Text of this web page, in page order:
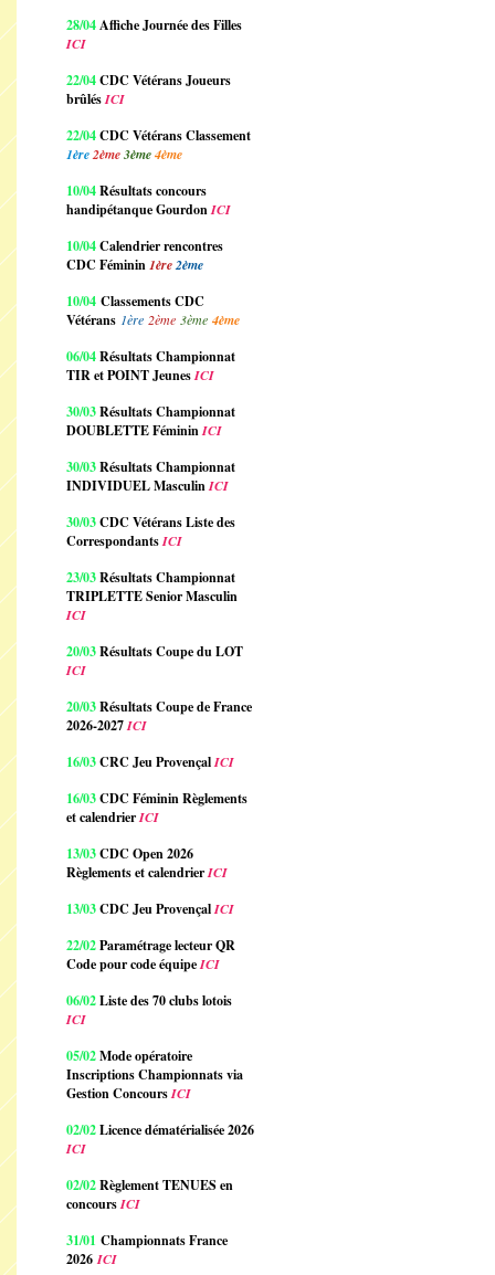
28/04Affiche Journée des Filles
ICI
22/04CDC Vétérans Joueurs
brûlésICI
22/04CDC Vétérans Classement
1ère2ème3ème4ème
10/04Résultats concours
handipétanque GourdonICI
10/04Calendrier rencontres
CDC Féminin1ère2ème
10/04 Classements CDC
Vétérans 1ère 2ème 3ème 4ème
06/04Résultats Championnat
TIR et POINT JeunesICI
30/03Résultats Championnat
DOUBLETTE FémininICI
30/03Résultats Championnat
INDIVIDUEL MasculinICI
30/03CDC Vétérans Liste des
CorrespondantsICI
23/03Résultats Championnat
TRIPLETTE Senior Masculin
ICI
20/03Résultats Coupe du LOT
ICI
20/03Résultats Coupe de France
2026-2027ICI
16/03CRC Jeu ProvençalICI
16/03CDC Féminin Règlements
et calendrierICI
13/03CDC Open 2026
Règlements et calendrierICI
13/03CDC Jeu ProvençalICI
22/02Paramétrage lecteur QR
Code pour code équipeICI
06/02Liste des 70 clubs lotois
ICI
05/02Mode opératoire
Inscriptions Championnats via
Gestion ConcoursICI
02/02Licence dématérialisée 2026
ICI
02/02Règlement TENUES en
concoursICI
31/01 Championnats France
2026 ICI